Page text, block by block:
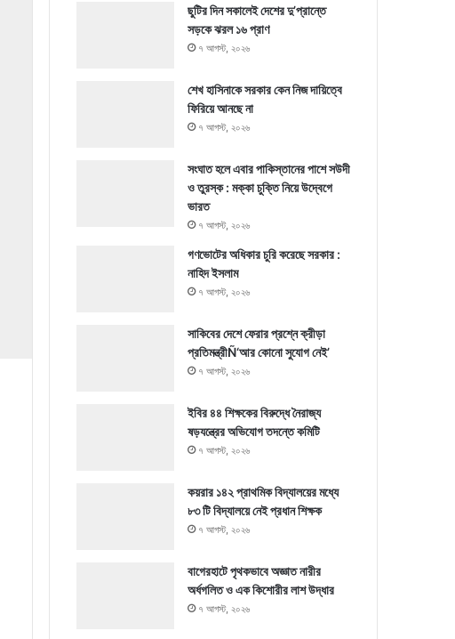
ছুটির দিন সকালেই দেশের দু’প্রান্তে
সড়কে ঝরল ১৬ প্রাণ
৭ আগস্ট, ২০২৬
শেখ হাসিনাকে সরকার কেন নিজ দায়িত্বে
ফিরিয়ে আনছে না
৭ আগস্ট, ২০২৬
সংঘাত হলে এবার পাকিস্তানের পাশে সউদী
ও তুরস্ক : মক্কা চুক্তি নিয়ে উদ্বেগে
ভারত
৭ আগস্ট, ২০২৬
গণভোটের অধিকার চুরি করেছে সরকার :
নাহিদ ইসলাম
৭ আগস্ট, ২০২৬
সাকিবের দেশে ফেরার প্রশ্নে ক্রীড়া
প্রতিমন্ত্রীÑ‘আর কোনো সুযোগ নেই’
৭ আগস্ট, ২০২৬
ইবির ৪৪ শিক্ষকের বিরুদ্ধে নৈরাজ্য
ষড়যন্ত্রের অভিযোগ তদন্তে কমিটি
৭ আগস্ট, ২০২৬
কয়রার ১৪২ প্রাথমিক বিদ্যালয়ের মধ্যে
৮৩ টি বিদ্যালয়ে নেই প্রধান শিক্ষক
৭ আগস্ট, ২০২৬
বাগেরহাটে পৃথকভাবে অজ্ঞাত নারীর
অর্ধগলিত ও এক কিশোরীর লাশ উদ্ধার
৭ আগস্ট, ২০২৬